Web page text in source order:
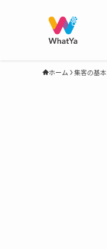
ホーム 集客の基本